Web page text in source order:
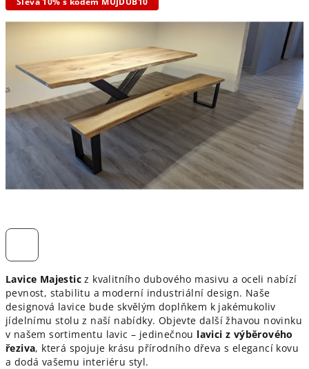
Lavice Majesticz kvalitního dubového masivu a oceli nabízí
pevnost, stabilitu a moderní industriální design. Naše
designová lavice bude skvělým doplňkem k jakémukoliv
jídelnímu stolu z naší nabídky. Objevte další žhavou novinku
v našem sortimentu lavic – jedinečnou lavici z výběrového
řeziva, která spojuje krásu přírodního dřeva s elegancí kovu
a dodá vašemu interiéru styl.
0,0
5
hvězdiček.